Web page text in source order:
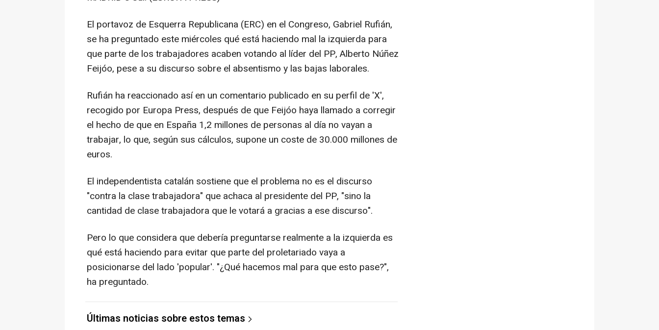
El portavoz de Esquerra Republicana (ERC) en el Congreso, Gabriel Rufián,
se ha preguntado este miércoles qué está haciendo mal la izquierda para
que parte de los trabajadores acaben votando al líder del PP, Alberto Núñez
Feijóo, pese a su discurso sobre el absentismo y las bajas laborales.
Rufián ha reaccionado así en un comentario publicado en su perfil de 'X',
recogido por Europa Press, después de que Feijóo haya llamado a corregir
el hecho de que en España 1,2 millones de personas al día no vayan a
trabajar, lo que, según sus cálculos, supone un coste de 30.000 millones de
euros.
El independentista catalán sostiene que el problema no es el discurso
"contra la clase trabajadora" que achaca al presidente del PP, "sino la
cantidad de clase trabajadora que le votará a gracias a ese discurso".
Pero lo que considera que debería preguntarse realmente a la izquierda es
qué está haciendo para evitar que parte del proletariado vaya a
posicionarse del lado 'popular'. "¿Qué hacemos mal para que esto pase?",
ha preguntado.
Últimas noticias sobre estos temas